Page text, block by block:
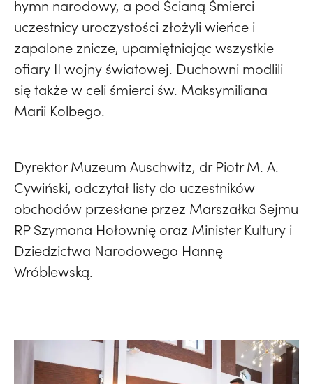
hymn narodowy, a pod Ścianą Śmierci
uczestnicy uroczystości złożyli wieńce i
zapalone znicze, upamiętniając wszystkie
ofiary II wojny światowej. Duchowni modlili
się także w celi śmierci św. Maksymiliana
Marii Kolbego.
Dyrektor Muzeum Auschwitz, dr Piotr M. A.
Cywiński, odczytał listy do uczestników
obchodów przesłane przez Marszałka Sejmu
RP Szymona Hołownię oraz Minister Kultury i
Dziedzictwa Narodowego Hannę
Wróblewską.